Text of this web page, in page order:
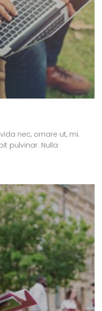
nec, ornare ut, mi.
pulvinar. Nulla